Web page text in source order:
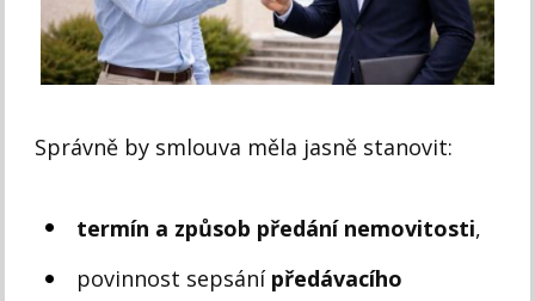
Správně by smlouva měla jasně stanovit:
termín a způsob předání nemovitosti,
povinnost sepsání předávacího